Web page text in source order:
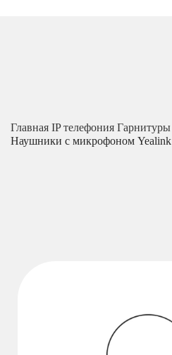
Главная IP телефония Гарнитуры
Наушники с микрофоном Yealink